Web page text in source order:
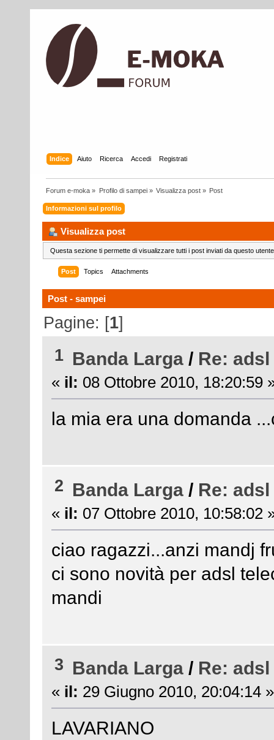
Indice Aiuto Ricerca Accedi Registrati
Forum e-moka » Profilo di sampei» Visualizza post» Post
Informazioni sul profilo
Visualizza post
Questa sezione ti permette di visualizzare tutti i post inviati da questo
Post Topics Attachments
Post - sampei
Pagine: [1]
1 Banda Larga / Re:
« il: 08 Ottobre 2010, 18:20:59
la mia era una domanda
2 Banda Larga / Re:
« il: 07 Ottobre 2010, 10:58:02
ciao ragazzi...anzi mandj
ci sono novità per adsl
mandi
3 Banda Larga / Re:
« il: 29 Giugno 2010, 20:04:14 »
LAVARIANO